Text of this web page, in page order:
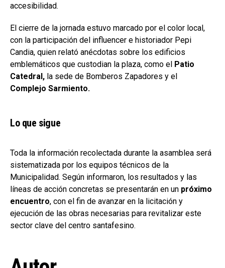
accesibilidad.
El cierre de la jornada estuvo marcado por el color local,
con la participación del influencer e historiador Pepi
Candia, quien relató anécdotas sobre los edificios
emblemáticos que custodian la plaza, como el Patio
Catedral, la sede de Bomberos Zapadores y el
Complejo Sarmiento.
Lo que sigue
Toda la información recolectada durante la asamblea será
sistematizada por los equipos técnicos de la
Municipalidad. Según informaron, los resultados y las
líneas de acción concretas se presentarán en un próximo
encuentro, con el fin de avanzar en la licitación y
ejecución de las obras necesarias para revitalizar este
sector clave del centro santafesino.